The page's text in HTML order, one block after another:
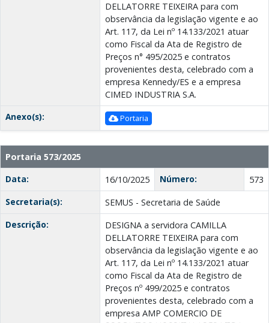
DELLATORRE TEIXEIRA para com
observância da legislação vigente e ao
Art. 117, da Lei nº 14.133/2021 atuar
como Fiscal da Ata de Registro de
Preços n° 495/2025 e contratos
provenientes desta, celebrado com a
empresa Kennedy/ES e a empresa
CIMED INDUSTRIA S.A.
Anexo(s):
Portaria
Portaria 573/2025
Data:
16/10/2025 Número:
573
Secretaria(s):
SEMUS - Secretaria de Saúde
Descrição:
DESIGNA a servidora CAMILLA
DELLATORRE TEIXEIRA para com
observância da legislação vigente e ao
Art. 117, da Lei nº 14.133/2021 atuar
como Fiscal da Ata de Registro de
Preços nº 499/2025 e contratos
provenientes desta, celebrado com a
empresa AMP COMERCIO DE